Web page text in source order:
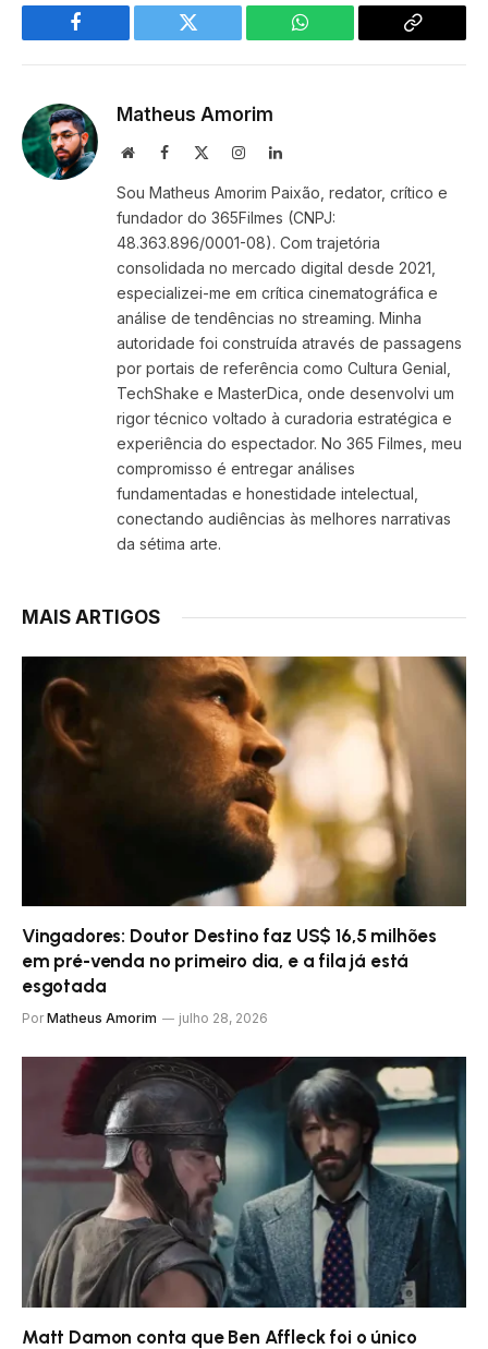
Facebook Twitter WhatsApp
Copy
Matheus Amorim
WebsiteFacebook InstagramLinkedIn
Sou Matheus Amorim Paixão, redator, crítico e
fundador do 365Filmes (CNPJ:
48.363.896/0001-08). Com trajetória
consolidada no mercado digital desde 2021,
especializei-me em crítica cinematográfica e
análise de tendências no streaming. Minha
autoridade foi construída através de passagens
por portais de referência como Cultura Genial,
TechShake e MasterDica, onde desenvolvi um
rigor técnico voltado à curadoria estratégica e
experiência do espectador. No 365 Filmes, meu
compromisso é entregar análises
fundamentadas e honestidade intelectual,
conectando audiências às melhores narrativas
da sétima arte.
MAIS ARTIGOS
Vingadores: Doutor Destino faz US$ 16,5 milhões
em pré-venda no primeiro dia, e a fila já está
esgotada
Por Matheus Amorim julho 28, 2026
Matt Damon conta que Ben Affleck foi o único